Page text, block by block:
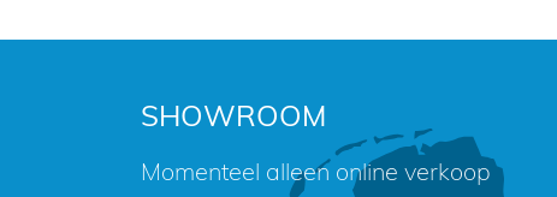
SHOWROOM
Momenteel alleen online verkoop